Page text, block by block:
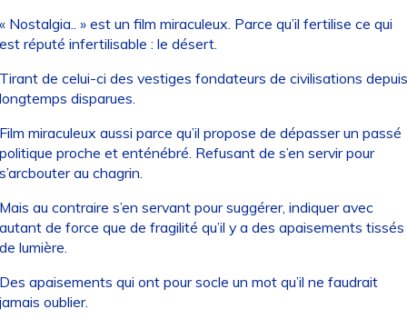
Nostalgia.. » est un film miraculeux. Parce qu’il fertilise ce qui
réputé infertilisable : le désert.
de celui-ci des vestiges fondateurs de civilisations depuis
disparues.
miraculeux aussi parce qu’il propose de dépasser un passé
proche et enténébré. Refusant de s’en servir pour
au chagrin.
au contraire s’en servant pour suggérer, indiquer avec
de force que de fragilité qu’il y a des apaisements tissés
lumière.
apaisements qui ont pour socle un mot qu’il ne faudrait
oublier.